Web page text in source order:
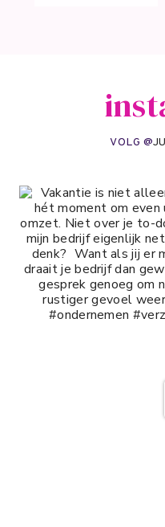
VOLG @